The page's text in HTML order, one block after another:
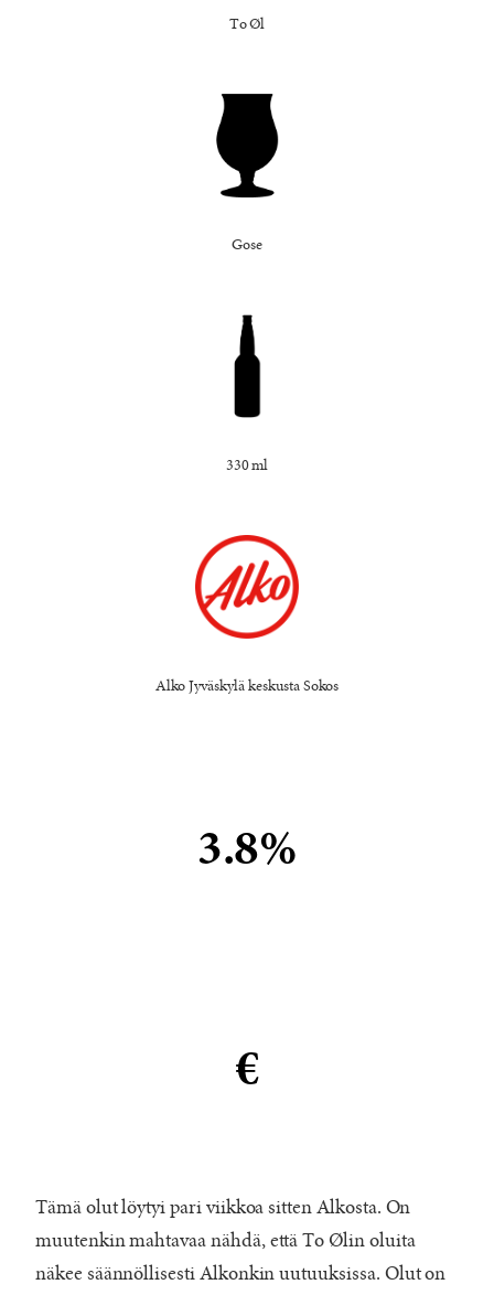
To Øl
Gose
330 ml
Alko Jyväskylä keskusta Sokos
3.8%
€
Tämä olut löytyi pari viikkoa sitten Alkosta. On
muutenkin mahtavaa nähdä, että To Ølin oluita
näkee säännöllisesti Alkonkin uutuuksissa. Olut on